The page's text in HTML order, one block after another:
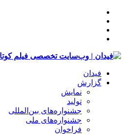
فیدان
گزارش
نمایش
تولید
‌‌جشنواره‌های بین‌المللی
جشنواره‌های ملی
فراخوان